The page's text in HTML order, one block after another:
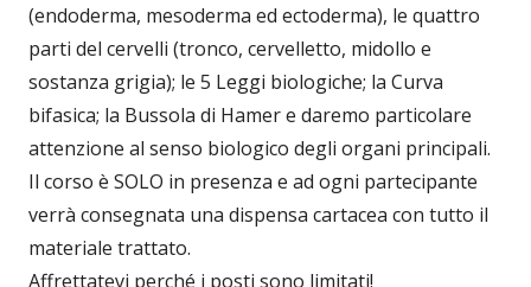
(endoderma, mesoderma ed ectoderma), le quattro
parti del cervelli (tronco, cervelletto, midollo e
sostanza grigia); le 5 Leggi biologiche; la Curva
bifasica; la Bussola di Hamer e daremo particolare
attenzione al senso biologico degli organi principali.
Il corso è SOLO in presenza e ad ogni partecipante
verrà consegnata una dispensa cartacea con tutto il
materiale trattato.
Affrettatevi perché i posti sono limitati!